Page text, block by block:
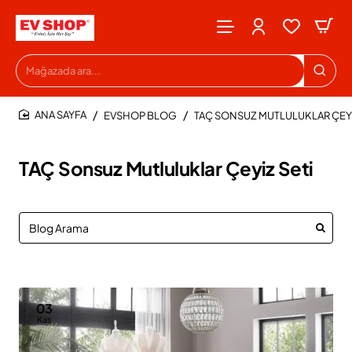
Mağazada
ara...
TAÇ Sonsuz Mutluluklar Çeyiz Seti
EVSHOP BLOG TAÇ SONSUZ MUTLULUKLAR
03
Kas